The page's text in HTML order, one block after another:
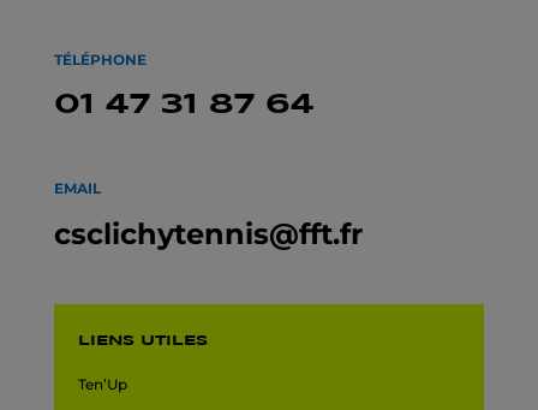
TÉLÉPHONE
01 47 31 87 64
EMAIL
csclichytennis@fft.fr
LIENS UTILES
Ten’Up